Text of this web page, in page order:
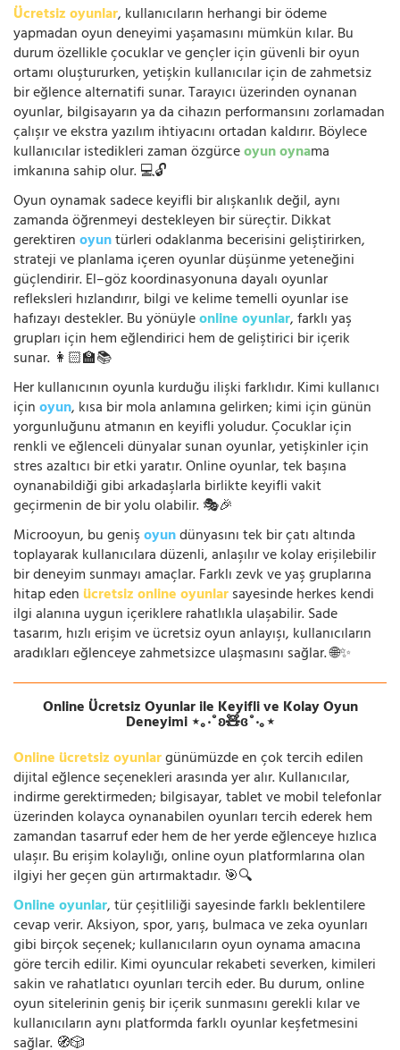
Ücretsiz oyunlar, kullanıcıların herhangi bir ödeme
yapmadan oyun deneyimi yaşamasını mümkün kılar. Bu
durum özellikle çocuklar ve gençler için güvenli bir oyun
ortamı oluştururken, yetişkin kullanıcılar için de zahmetsiz
bir eğlence alternatifi sunar. Tarayıcı üzerinden oynanan
oyunlar, bilgisayarın ya da cihazın performansını zorlamadan
çalışır ve ekstra yazılım ihtiyacını ortadan kaldırır. Böylece
kullanıcılar istedikleri zaman özgürceoyun oynama
imkanına sahip olur. 💻🔓
Oyun oynamak sadece keyifli bir alışkanlık değil, aynı
zamanda öğrenmeyi destekleyen bir süreçtir. Dikkat
gerektirenoyuntürleri odaklanma becerisini geliştirirken,
strateji ve planlama içeren oyunlar düşünme yeteneğini
güçlendirir. El–göz koordinasyonuna dayalı oyunlar
refleksleri hızlandırır, bilgi ve kelime temelli oyunlar ise
hafızayı destekler. Bu yönüyleonline oyunlar, farklı yaş
grupları için hem eğlendirici hem de geliştirici bir içerik
sunar. 👩🏻‍🏫📚
Her kullanıcının oyunla kurduğu ilişki farklıdır. Kimi kullanıcı
içinoyun, kısa bir mola anlamına gelirken; kimi için günün
yorgunluğunu atmanın en keyifli yoludur. Çocuklar için
renkli ve eğlenceli dünyalar sunan oyunlar, yetişkinler için
stres azaltıcı bir etki yaratır. Online oyunlar, tek başına
oynanabildiği gibi arkadaşlarla birlikte keyifli vakit
geçirmenin de bir yolu olabilir. 🎭🎉
Microoyun, bu genişoyundünyasını tek bir çatı altında
toplayarak kullanıcılara düzenli, anlaşılır ve kolay erişilebilir
bir deneyim sunmayı amaçlar. Farklı zevk ve yaş gruplarına
hitap eden ücretsiz online oyunlarsayesinde herkes kendi
ilgi alanına uygun içeriklere rahatlıkla ulaşabilir. Sade
tasarım, hızlı erişim ve ücretsiz oyun anlayışı, kullanıcıların
aradıkları eğlenceye zahmetsizce ulaşmasını sağlar. 🌐✨
Online Ücretsiz Oyunlar ile Keyifli ve Kolay Oyun
Deneyimi ⋆｡‧˚ʚ🧸ɞ˚‧｡⋆
Online ücretsiz oyunlargünümüzde en çok tercih edilen
dijital eğlence seçenekleri arasında yer alır. Kullanıcılar,
indirme gerektirmeden; bilgisayar, tablet ve mobil telefonlar
üzerinden kolayca oynanabilen oyunları tercih ederek hem
zamandan tasarruf eder hem de her yerde eğlenceye hızlıca
ulaşır. Bu erişim kolaylığı, online oyun platformlarına olan
ilgiyi her geçen gün artırmaktadır. 🎯🔍
Online oyunlar, tür çeşitliliği sayesinde farklı beklentilere
cevap verir. Aksiyon, spor, yarış, bulmaca ve zeka oyunları
gibi birçok seçenek; kullanıcıların oyun oynama amacına
göre tercih edilir. Kimi oyuncular rekabeti severken, kimileri
sakin ve rahatlatıcı oyunları tercih eder. Bu durum, online
oyun sitelerinin geniş bir içerik sunmasını gerekli kılar ve
kullanıcıların aynı platformda farklı oyunlar keşfetmesini
sağlar. 🧭🎲